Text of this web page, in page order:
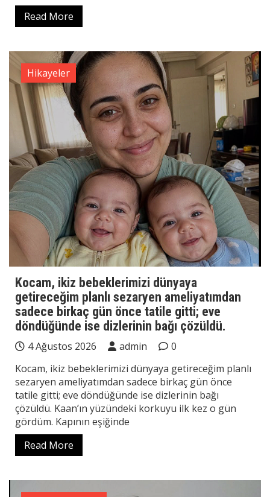
Read More
Hikayeler
Kocam, ikiz bebeklerimizi dünyaya
getireceğim planlı sezaryen ameliyatımdan
sadece birkaç gün önce tatile gitti; eve
döndüğünde ise dizlerinin bağı çözüldü.
4 Ağustos 2026 admin
0
Kocam, ikiz bebeklerimizi dünyaya getireceğim planlı
sezaryen ameliyatımdan sadece birkaç gün önce
tatile gitti; eve döndüğünde ise dizlerinin bağı
çözüldü. Kaan’ın yüzündeki korkuyu ilk kez o gün
gördüm. Kapının eşiğinde
Read More